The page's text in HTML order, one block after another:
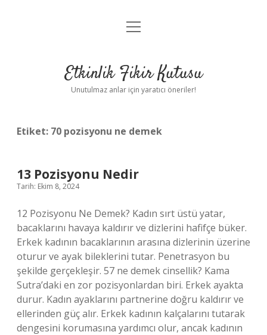
Anasayfa
Yasal Uyarı
menüyü
Etkinlik Fikir Kutusu
Unutulmaz anlar için yaratıcı öneriler!
Etiket: 70 pozisyonu ne demek
13 Pozisyonu Nedir
Tarih: Ekim 8, 2024
12 Pozisyonu Ne Demek? Kadın sırt üstü yatar,
bacaklarını havaya kaldırır ve dizlerini hafifçe büker.
Erkek kadının bacaklarının arasına dizlerinin üzerine
oturur ve ayak bileklerini tutar. Penetrasyon bu
şekilde gerçekleşir. 57 ne demek cinsellik? Kama
Sutra’daki en zor pozisyonlardan biri. Erkek ayakta
durur. Kadın ayaklarını partnerine doğru kaldırır ve
ellerinden güç alır. Erkek kadının kalçalarını tutarak
dengesini korumasına yardımcı olur, ancak kadının